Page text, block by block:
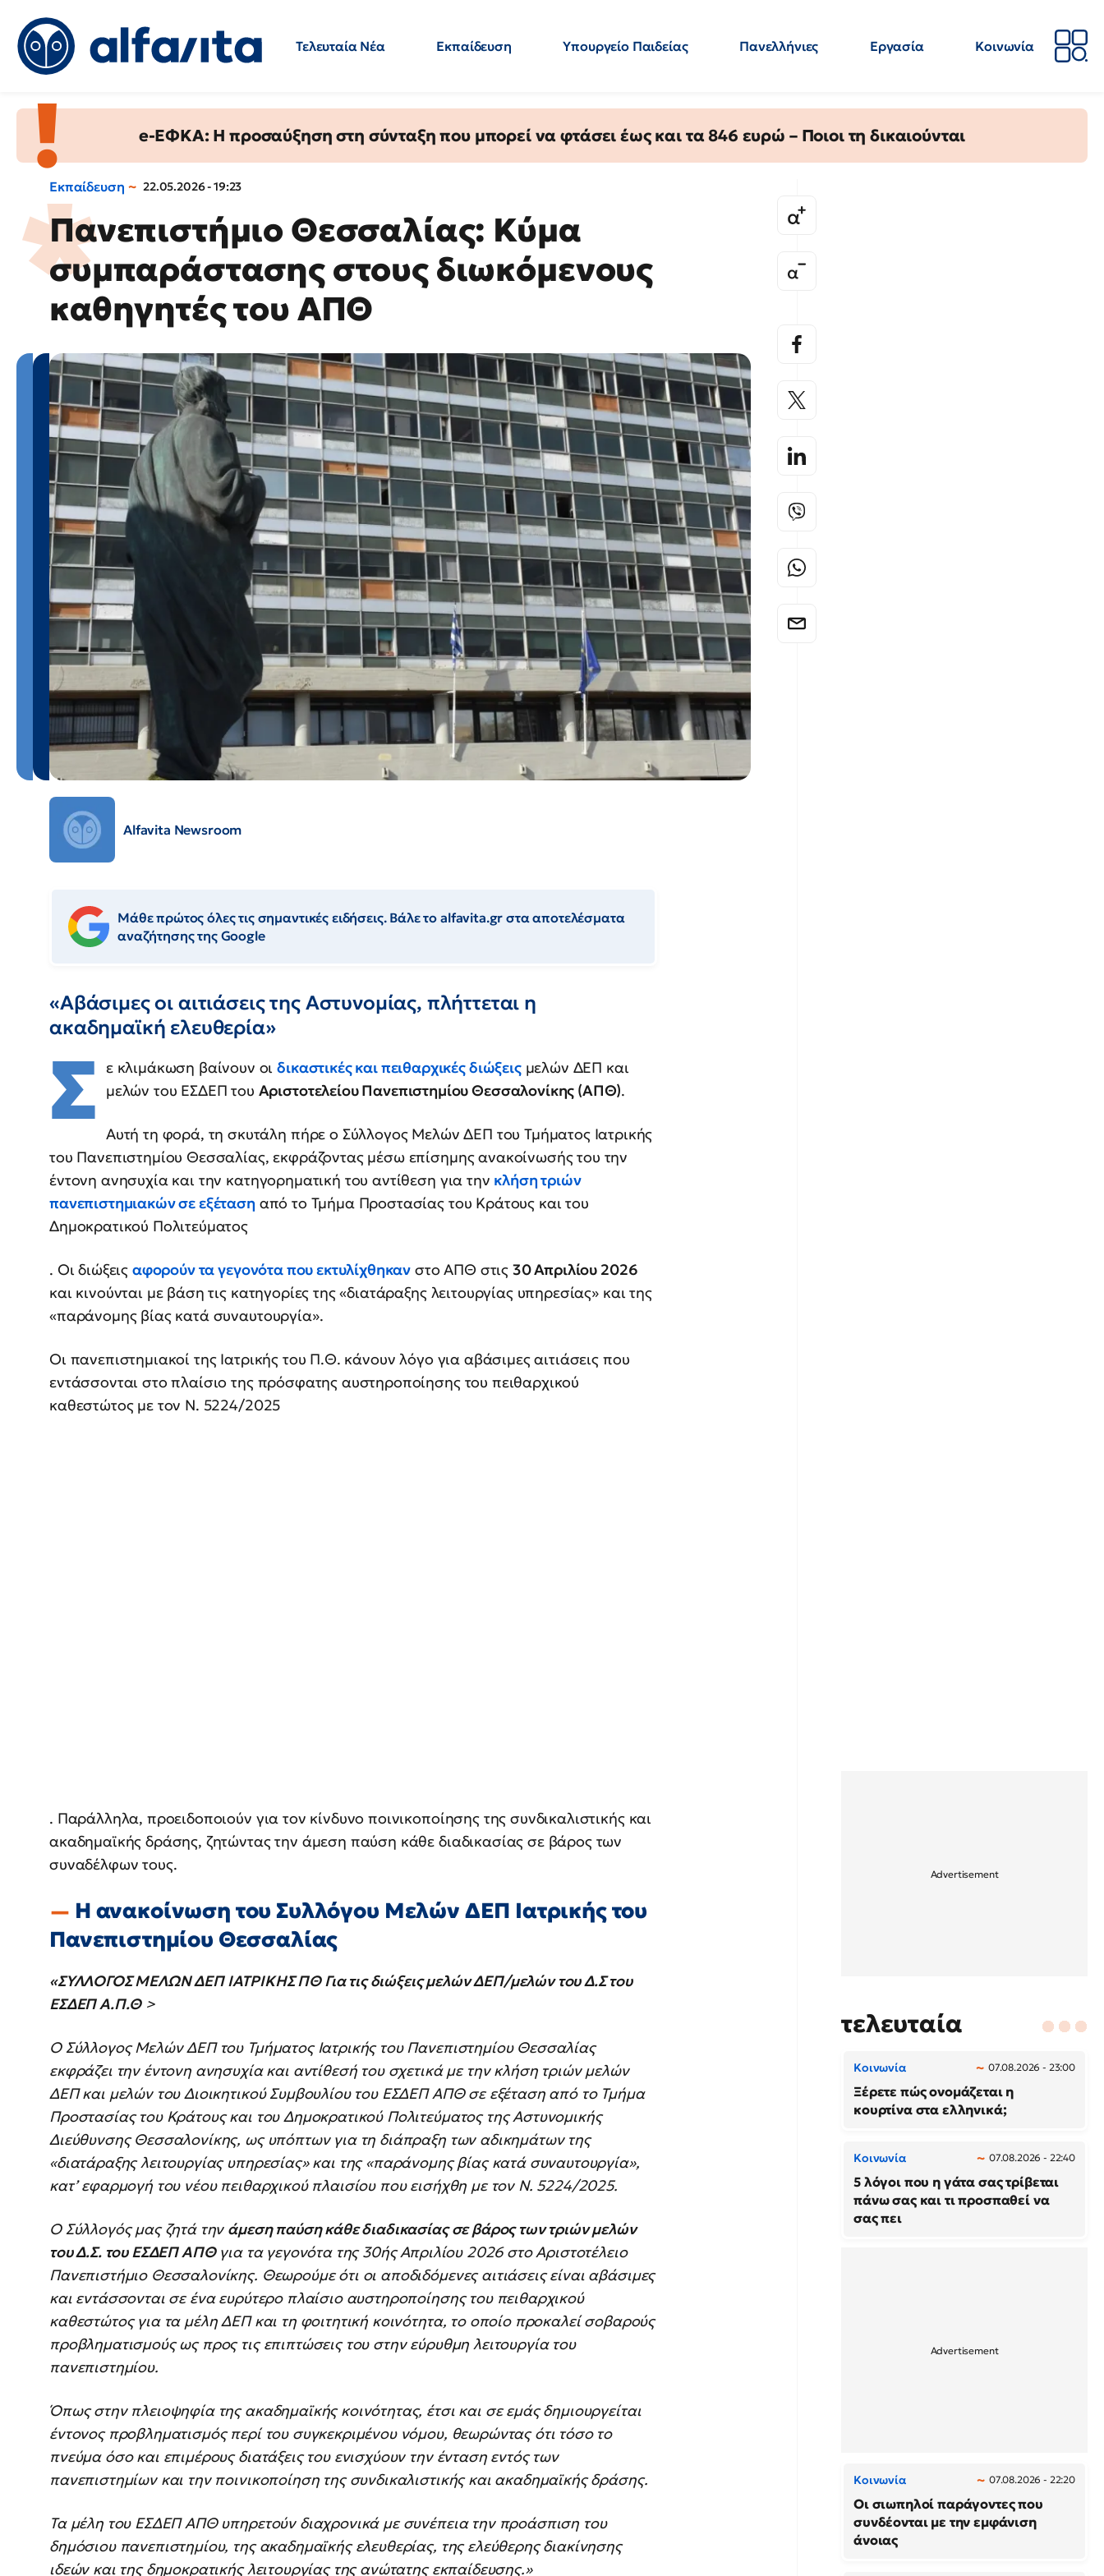
Τελευταία Νέα Εκπαίδευση Υπουργείο Παιδείας Πανελλήνιες Εργασία
Κοινωνία
e-ΕΦΚΑ: Η προσαύξηση στη σύνταξη που μπορεί να φτάσει έως και τα 846 ευρώ – Ποιοι τη δικαιούνται
Εκπαίδευση 22.05.2026 - 19:23
Πανεπιστήμιο Θεσσαλίας: Κύμα
συμπαράστασης στους διωκόμενους
καθηγητές του ΑΠΘ
Alfavita Newsroom
Μάθε πρώτος όλες τις σημαντικές ειδήσεις. Βάλε το alfavita.gr στα αποτελέσματα
αναζήτησης της Google
«Αβάσιμες οι αιτιάσεις της Αστυνομίας, πλήττεται η
ακαδημαϊκή ελευθερία»
Σ ε κλιμάκωση βαίνουν οιδικαστικές και πειθαρχικές διώξειςμελών ΔΕΠ και
μελών του ΕΣΔΕΠ του Αριστοτελείου Πανεπιστημίου Θεσσαλονίκης (ΑΠΘ).
Αυτή τη φορά, τη σκυτάλη πήρε ο Σύλλογος Μελών ΔΕΠ του Τμήματος Ιατρικής
του Πανεπιστημίου Θεσσαλίας, εκφράζοντας μέσω επίσημης ανακοίνωσής του την
έντονη ανησυχία και την κατηγορηματική του αντίθεση για την κλήση τριών
πανεπιστημιακών σε εξέταση από το Τμήμα Προστασίας του Κράτους και του
Δημοκρατικού Πολιτεύματος
. Οι διώξεις αφορούν τα γεγονότα που εκτυλίχθηκαν στο ΑΠΘ στις 30 Απριλίου 2026
και κινούνται με βάση τις κατηγορίες της «διατάραξης λειτουργίας υπηρεσίας» και της
«παράνομης βίας κατά συναυτουργία».
Οι πανεπιστημιακοί της Ιατρικής του Π.Θ. κάνουν λόγο για αβάσιμες αιτιάσεις που
εντάσσονται στο πλαίσιο της πρόσφατης αυστηροποίησης του πειθαρχικού
καθεστώτος με τον Ν. 5224/2025
. Παράλληλα, προειδοποιούν για τον κίνδυνο ποινικοποίησης της συνδικαλιστικής και
ακαδημαϊκής δράσης, ζητώντας την άμεση παύση κάθε διαδικασίας σε βάρος των
συναδέλφων τους.
Η ανακοίνωση του Συλλόγου Μελών ΔΕΠ Ιατρικής του
Πανεπιστημίου Θεσσαλίας
«ΣΥΛΛΟΓΟΣ ΜΕΛΩΝ ΔΕΠ ΙΑΤΡΙΚΗΣ ΠΘ Για τις διώξεις μελών ΔΕΠ/μελών του Δ.Σ του
ΕΣΔΕΠ Α.Π.Θ>
Ο Σύλλογος Μελών ΔΕΠ του Τμήματος Ιατρικής του Πανεπιστημίου Θεσσαλίας
εκφράζει την έντονη ανησυχία και αντίθεσή του σχετικά με την κλήση τριών μελών
ΔΕΠ και μελών του Διοικητικού Συμβουλίου του ΕΣΔΕΠ ΑΠΘ σε εξέταση από το Τμήμα
Προστασίας του Κράτους και του Δημοκρατικού Πολιτεύματος της Αστυνομικής
Διεύθυνσης Θεσσαλονίκης, ως υπόπτων για τη διάπραξη των αδικημάτων της
«διατάραξης λειτουργίας υπηρεσίας» και της «παράνομης βίας κατά συναυτουργία»,
κατ’ εφαρμογή του νέου πειθαρχικού πλαισίου που εισήχθη με τον Ν. 5224/2025.
Ο Σύλλογός μας ζητά την άμεση παύση κάθε διαδικασίας σε βάρος των τριών μελών
του Δ.Σ. του ΕΣΔΕΠ ΑΠΘγια τα γεγονότα της 30ής Απριλίου 2026 στο Αριστοτέλειο
Πανεπιστήμιο Θεσσαλονίκης. Θεωρούμε ότι οι αποδιδόμενες αιτιάσεις είναι αβάσιμες
και εντάσσονται σε ένα ευρύτερο πλαίσιο αυστηροποίησης του πειθαρχικού
καθεστώτος για τα μέλη ΔΕΠ και τη φοιτητική κοινότητα, το οποίο προκαλεί σοβαρούς
προβληματισμούς ως προς τις επιπτώσεις του στην εύρυθμη λειτουργία του
πανεπιστημίου.
Όπως στην πλειοψηφία της ακαδημαϊκής κοινότητας, έτσι και σε εμάς δημιουργείται
έντονος προβληματισμός περί του συγκεκριμένου νόμου, θεωρώντας ότι τόσο το
πνεύμα όσο και επιμέρους διατάξεις του ενισχύουν την ένταση εντός των
πανεπιστημίων και την ποινικοποίηση της συνδικαλιστικής και ακαδημαϊκής δράσης.
Τα μέλη του ΕΣΔΕΠ ΑΠΘ υπηρετούν διαχρονικά με συνέπεια την προάσπιση του
δημόσιου πανεπιστημίου, της ακαδημαϊκής ελευθερίας, της ελεύθερης διακίνησης
ιδεών και της δημοκρατικής λειτουργίας της ανώτατης εκπαίδευσης.»
τελευταία
Κοινωνία 07.08.2026 - 23:00
Ξέρετε πώς ονομάζεται η
κουρτίνα στα ελληνικά;
Κοινωνία 07.08.2026 - 22:40
5 λόγοι που η γάτα σας τρίβεται
πάνω σας και τι προσπαθεί να
σας πει
Κοινωνία 07.08.2026 - 22:20
Οι σιωπηλοί παράγοντες που
συνδέονται με την εμφάνιση
άνοιας